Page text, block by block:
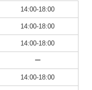
14:00-18:00
14:00-18:00
14:00-18:00
ー
14:00-18:00